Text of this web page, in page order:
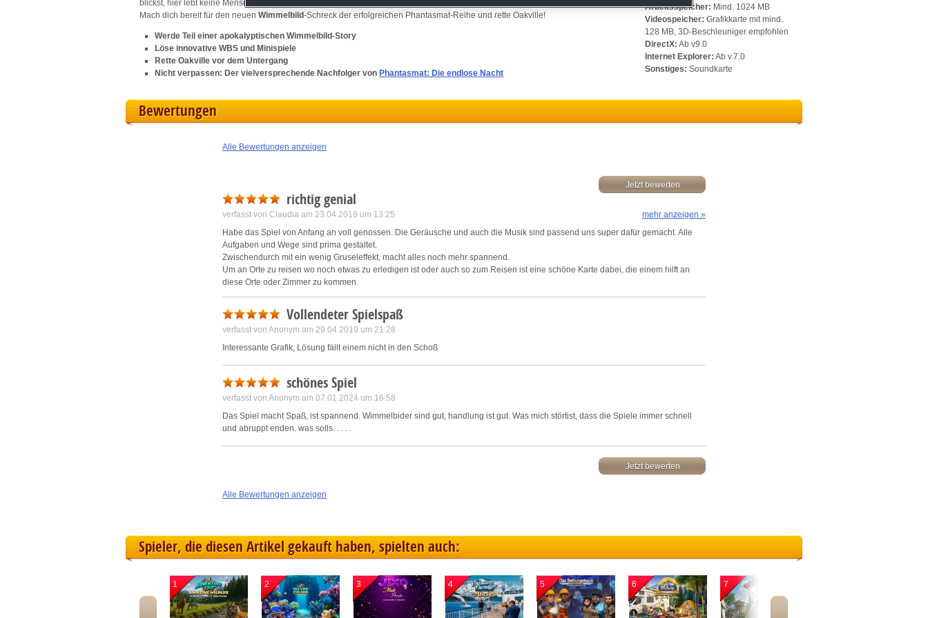
blickst, hier lebt keine Menschenseele. Nur ein merkwürdiger Mann läuft dir über den Weg, der von irgendeiner Apokalypse redet.
Mach dich bereit für den neuen Wimmelbild-Schreck der erfolgreichen Phantasmat-Reihe und rette Oakville!
Werde Teil einer apokalyptischen Wimmelbild-Story
Löse innovative WBS und Minispiele
Rette Oakville vor dem Untergang
Nicht verpassen: Der vielversprechende Nachfolger von Phantasmat: Die endlose Nacht
Arbeitsspeicher: Mind. 1024 MB
Videospeicher: Grafikkarte mit mind.
128 MB, 3D-Beschleuniger empfohlen
DirectX: Ab v9.0
Internet Explorer: Ab v.7.0
Sonstiges: Soundkarte
Bewertungen
Alle Bewertungen anzeigen
Jetzt bewerten
richtig genial
verfasst von Claudia am 23.04.2019 um 13:25
Habe das Spiel von Anfang an voll genossen. Die Geräusche und auch die Musik sind passend uns super dafür gemacht. Alle
Aufgaben und Wege sind prima gestaltet.
Zwischendurch mit ein wenig Gruseleffekt, macht alles noch mehr spannend.
Um an Orte zu reisen wo noch etwas zu erledigen ist oder auch so zum Reisen ist eine schöne Karte dabei, die einem hilft an
diese Orte oder Zimmer zu kommen.
Die Minispiel sind richtig super gemacht und auch besonders abwechslungsreich.
Es ist wirklich ein richtig super gelungenes Spiel wo ich mich schon auf eine weitere Folge dieser Reihe freue.
Klasse gemacht
mehr anzeigen »
Vollendeter Spielspaß
verfasst von Anonym am 29.04.2019 um 21:28
Interessante Grafik, Lösung fällt einem nicht in den Schoß
schönes Spiel
verfasst von Anonym am 07.01.2024 um 16:58
Das Spiel macht Spaß, ist spannend. Wimmelbider sind gut, handlung ist gut. Was mich störtist, dass die Spiele immer schnell
und abruppt enden. was solls. . . . .
Jetzt bewerten
Alle Bewertungen anzeigen
Spieler, die diesen Artikel gekauft haben, spielten auch:
1 2 3 4 5 6 7
Match and combine data from other data sources
Link different devices
Identify devices based on information transmitted automatically
Show Purposes